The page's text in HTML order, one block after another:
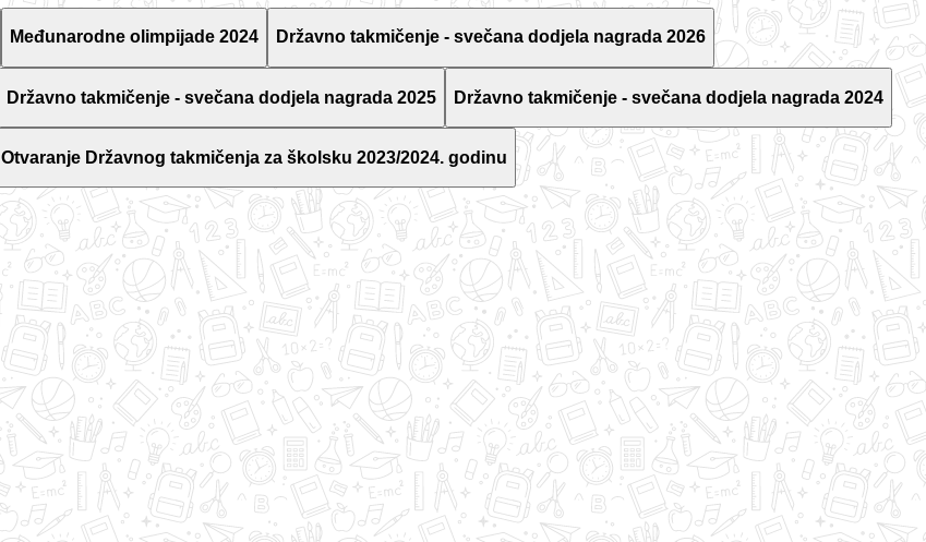
Međunarodne olimpijade 2024 Državno takmičenje - svečana dodjela nagrada 2026
Državno takmičenje - svečana dodjela nagrada 2025 Državno takmičenje - svečana dodjela nagrada 2024
Otvaranje Državnog takmičenja za školsku 2023/2024. godinu